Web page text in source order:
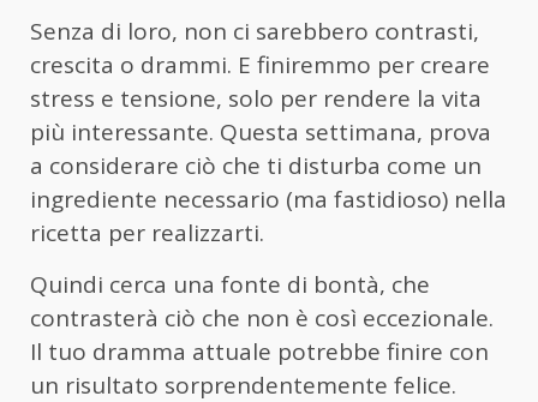
Senza di loro, non ci sarebbero contrasti,
crescita o drammi. E finiremmo per creare
stress e tensione, solo per rendere la vita
più interessante. Questa settimana, prova
a considerare ciò che ti disturba come un
ingrediente necessario (ma fastidioso) nella
ricetta per realizzarti.
Quindi cerca una fonte di bontà, che
contrasterà ciò che non è così eccezionale.
Il tuo dramma attuale potrebbe finire con
un risultato sorprendentemente felice.